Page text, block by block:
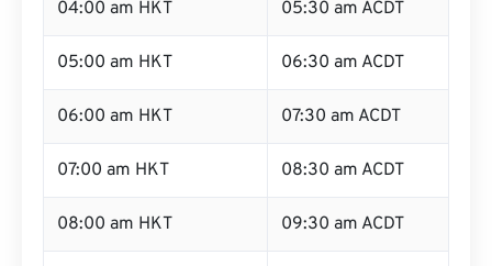
04:00 am HKT 05:30 am ACDT
05:00 am HKT 06:30 am ACDT
06:00 am HKT 07:30 am ACDT
07:00 am HKT 08:30 am ACDT
08:00 am HKT 09:30 am ACDT